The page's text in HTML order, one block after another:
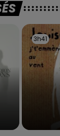
3h41
3h41